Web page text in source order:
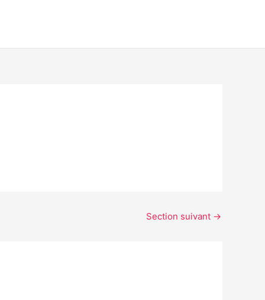
Section suivant →